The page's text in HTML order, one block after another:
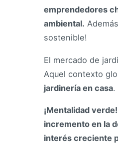
emprendedores
ambiental.
sostenible!
El mercado de
Aquel contexto
jardinería en casa.
¡Mentalidad verde!
incremento en la
interés creciente